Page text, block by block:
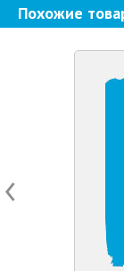
пониманием к данному
неточности в
сообщение об ошибках
Похожие